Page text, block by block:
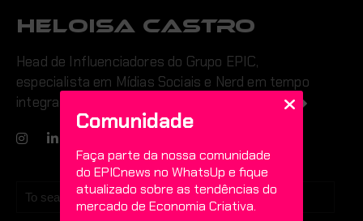
Heloisa Castro
Head de Influenciadores do Grupo EPIC,
especialista em Mídias Sociais e Nerd em tempo
integral
View all posts by Heloisa Castro
Comunidade
Faça parte da nossa comunidade
do EPICnews no WhatsUp e fique
atualizado sobre as tendências do
mercado de Economia Criativa.